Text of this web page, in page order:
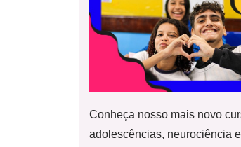
Conheça nosso mais novo
adolescências, neurociência e